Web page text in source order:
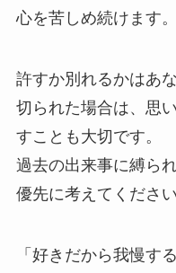
心を苦しめ続けます。
許すか別れるかはあ
切られた場合は、思
すことも大切です。
過去の出来事に縛ら
優先に考えてください
「好きだから我慢す